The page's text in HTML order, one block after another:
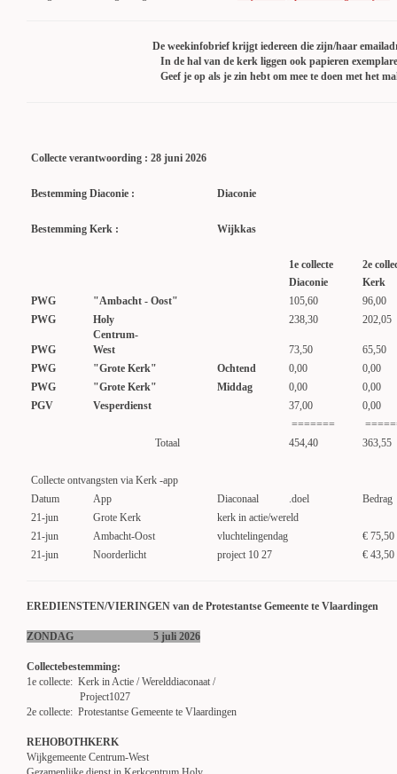
De weekinfobrief krijgt iedereen die zijn/haar
In de hal van de kerk liggen ook papieren
Geef je op als je zin hebt om mee te doen met het
Collecte verantwoording : 28 juni 2026
Bestemming Diaconie : Diaconie
Bestemming Kerk : Wijkkas
1e collecte
2e
Diaconie
Kerk
PWG
"Ambacht - Oost" 105,60
96,00
PWG
Holy 238,30 202,05
PWG
Centrum-
West
73,50
65,50
PWG
"Grote Kerk" Ochtend 0,00
0,00
PWG
"Grote Kerk" Middag 0,00
0,00
PGV
Vesperdienst 37,00
0,00
=======
Totaal
454,40 363,55
Collecte ontvangsten via Kerk -app
Datum
App Diaconaal .doel
Bedrag
21-jun
Grote Kerk
kerk in actie/wereld
21-jun
Ambacht-Oost vluchtelingendag
€ 75,50
21-jun
Noorderlicht project 10 27 € 43,50
EREDIENSTEN/VIERINGEN van de Protestantse Gemeente te Vlaardingen
ZONDAG 5 juli 2026
Collectebestemming:
1e collecte: Kerk in Actie / Werelddiaconaat /
Project1027
2e collecte: Protestantse Gemeente te Vlaardingen
REHOBOTHKERK
Wijkgemeente Centrum-West